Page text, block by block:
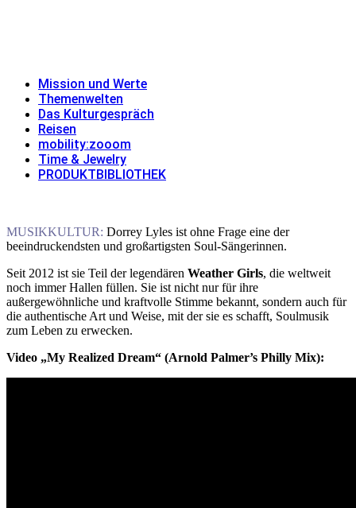
Mission und Werte
Themenwelten
Das Kulturgespräch
Reisen
mobility:zooom
Time & Jewelry
PRODUKTBIBLIOTHEK
MUSIKKULTUR: Dorrey Lyles ist ohne Frage eine der
beeindruckendsten und großartigsten Soul-Sängerinnen.
Seit 2012 ist sie Teil der legendären Weather Girls, die weltweit
noch immer Hallen füllen. Sie ist nicht nur für ihre
außergewöhnliche und kraftvolle Stimme bekannt, sondern auch für
die authentische Art und Weise, mit der sie es schafft, Soulmusik
zum Leben zu erwecken.
Video „My Realized Dream“ (Arnold Palmer’s Philly Mix):